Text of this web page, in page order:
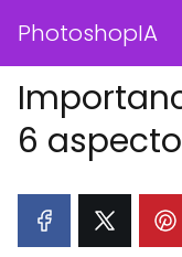
PhotoshopIA
6